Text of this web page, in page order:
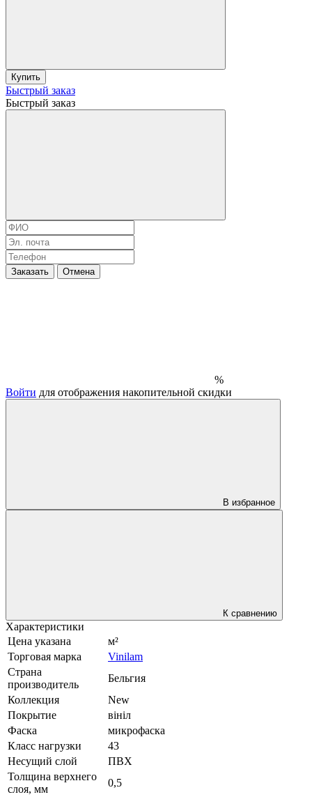
Купить
Быстрый заказ
Быстрый заказ
Заказать Отмена
%
Войти для отображения накопительной скидки
В избранное
К сравнению
Характеристики
Цена указана
м²
Торговая марка
Vinilam
Страна
производитель
Бельгия
Коллекция
New
Покрытие
вініл
Фаска
микрофаска
Класс нагрузки
43
Несущий слой
ПВХ
Толщина верхнего
слоя, мм
0,5